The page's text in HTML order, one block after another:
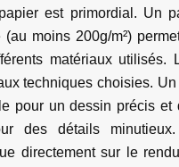
est primordial. Un
(au moins 200g/m²)
matériaux utilisés.
techniques choisies.
pour un dessin précis et
des détails
directement sur le